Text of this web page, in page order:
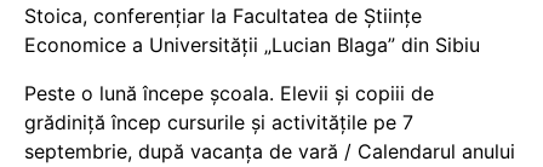
Stoica, conferențiar la Facultatea de Științe
Economice a Universității „Lucian Blaga” din Sibiu
Peste o lună începe școala. Elevii și copiii de
grădiniță încep cursurile și activitățile pe 7
septembrie, după vacanța de vară / Calendarul anului